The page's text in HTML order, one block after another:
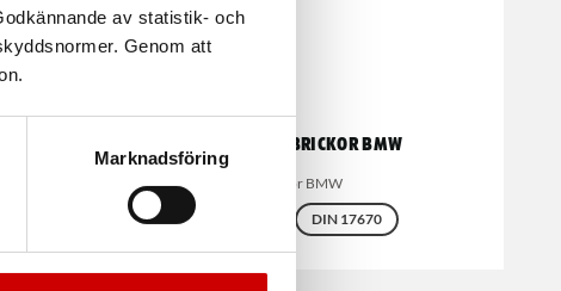
av statistik- och
Genom att
Marknadsföring
Klädselbrickor BMW
för BMW
DIN 17670